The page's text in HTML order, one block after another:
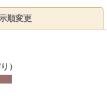
順変更
）